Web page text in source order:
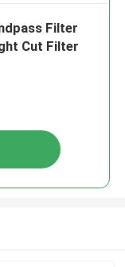
Filter
Cut Filter